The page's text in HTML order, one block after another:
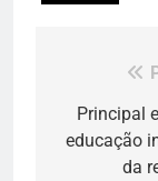
dePrincipal
educação
da